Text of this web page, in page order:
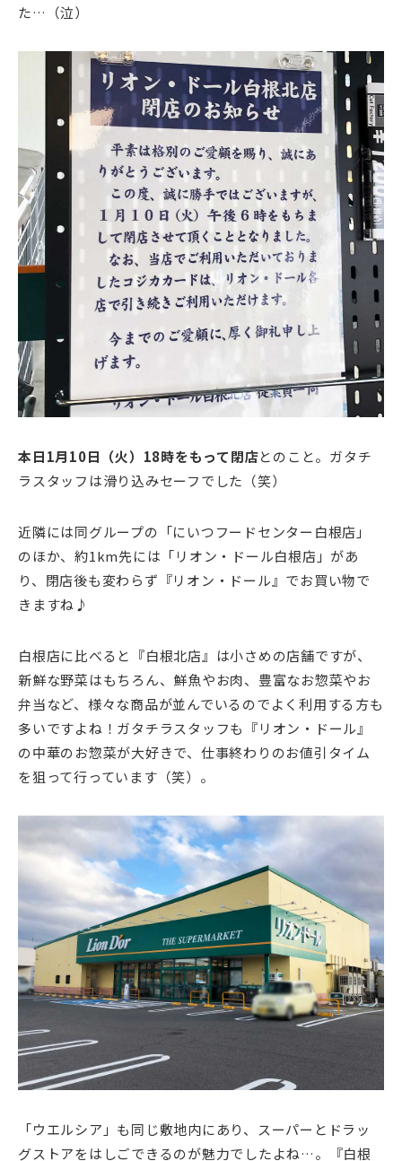
た…（泣）
本日1月10日（火）18時をもって閉店とのこと。ガタチ
ラスタッフは滑り込みセーフでした（笑）
近隣には同グループの「にいつフードセンター白根店」
のほか、約1km先には「リオン・ドール白根店」があ
り、閉店後も変わらず『リオン・ドール』でお買い物で
きますね♪
白根店に比べると『白根北店』は小さめの店舗ですが、
新鮮な野菜はもちろん、鮮魚やお肉、豊富なお惣菜やお
弁当など、様々な商品が並んでいるのでよく利用する方も
多いですよね！ガタチラスタッフも『リオン・ドール』
の中華のお惣菜が大好きで、仕事終わりのお値引タイム
を狙って行っています（笑）。
「ウエルシア」も同じ敷地内にあり、スーパーとドラッ
グストアをはしごできるのが魅力でしたよね…。『白根